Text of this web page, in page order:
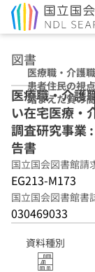
図書
医療職・介護
患者住民の視
踏まえた質の
在宅医療・介
携の在り方と
指標に関する
研究事業 : 介護
と看護職の連
中心に : 報告書
医療職・介護
い在宅医療・
調査研究事業
告書
国立国会図書館請
EG213-M173
国立国会図書館書
030469033
資料種別